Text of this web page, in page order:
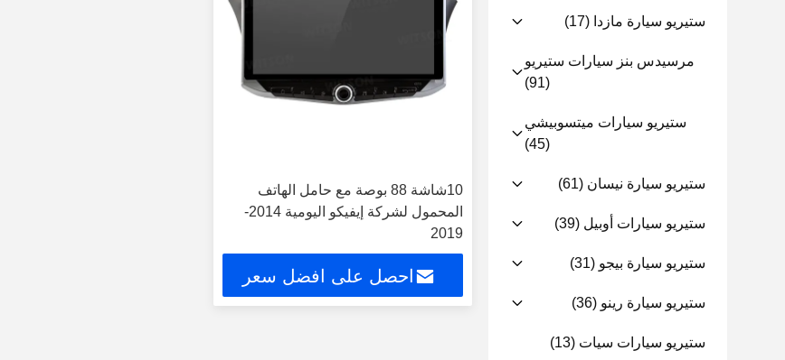
ستيريو سيارة مازدا (17)
مرسيدس بنز سيارات ستيريو
(91)
ستيريو سيارات ميتسوبيشي
(45)
ستيريو سيارة نيسان (61)
ستيريو سيارات أوبيل (39)
ستيريو سيارة بيجو (31)
ستيريو سيارة رينو (36)
ستيريو سيارات سيات (13)
10شاشة 88 بوصة مع حامل الهاتف
المحمول لشركة إيفيكو اليومية 2014-
2019
احصل على افضل سعر